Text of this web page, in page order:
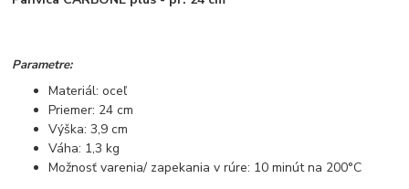
Parametre:
Materiál: oceľ
Priemer: 24 cm
Výška: 3,9 cm
Váha: 1,3 kg
Možnosť varenia/ zapekania v rúre: 10 minút na 200°C